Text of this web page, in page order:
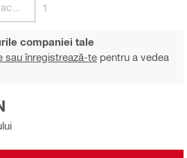
1
companiei tale
sau înregistrează-te pentru a vedea